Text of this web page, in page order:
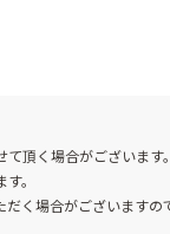
頂く場合がございます。
。
く場合がございますの